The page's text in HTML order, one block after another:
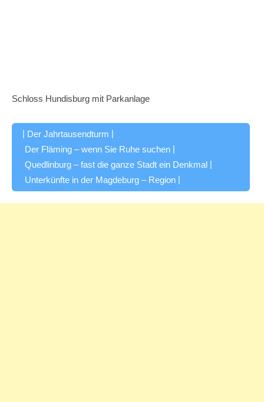
Schloss Hundisburg mit Parkanlage
Der Jahrtausendturm
Der Fläming – wenn Sie Ruhe suchen
Quedlinburg – fast die ganze Stadt ein Denkmal
Unterkünfte in der Magdeburg – Region